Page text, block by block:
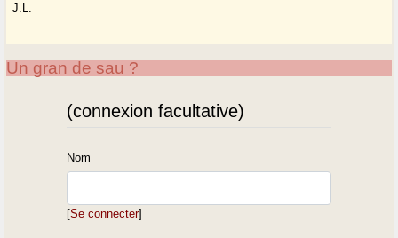
J.L.
Un gran de sau ?
(connexion facultative)
Nom
[Se connecter]